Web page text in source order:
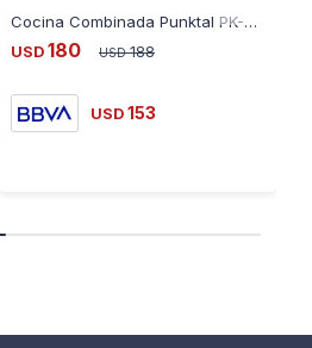
Cocina Combinada Punktal PK-509 - NEGRO
USD 180 USD 188
USD 153